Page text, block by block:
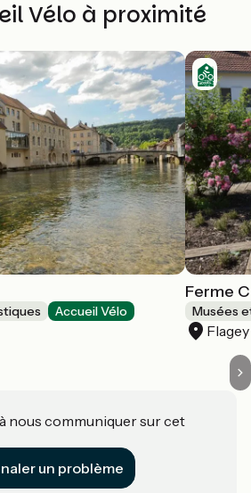
Vélo à proximité
Accueil Vélo
Ferme
Musées
Flagey
nous communiquer sur cet
un problème